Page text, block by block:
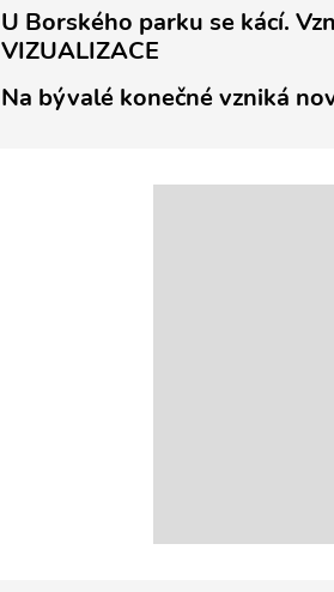
U Borského parku se kácí.
VIZUALIZACE
Na bývalé konečné vzniká